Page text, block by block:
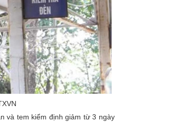
và tem kiểm định giảm từ 3 ngày